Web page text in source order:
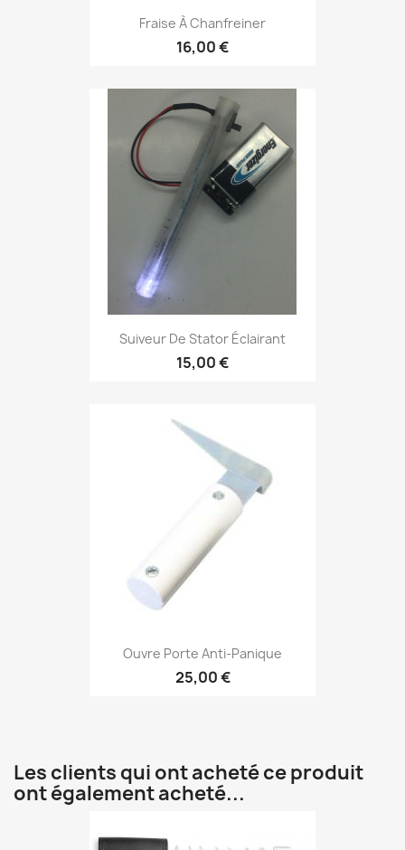
Fraise À Chanfreiner
16,00 €
Suiveur De Stator Éclairant
15,00 €
Ouvre Porte Anti-Panique
25,00 €
Les clients qui ont acheté ce produit
ont également acheté...